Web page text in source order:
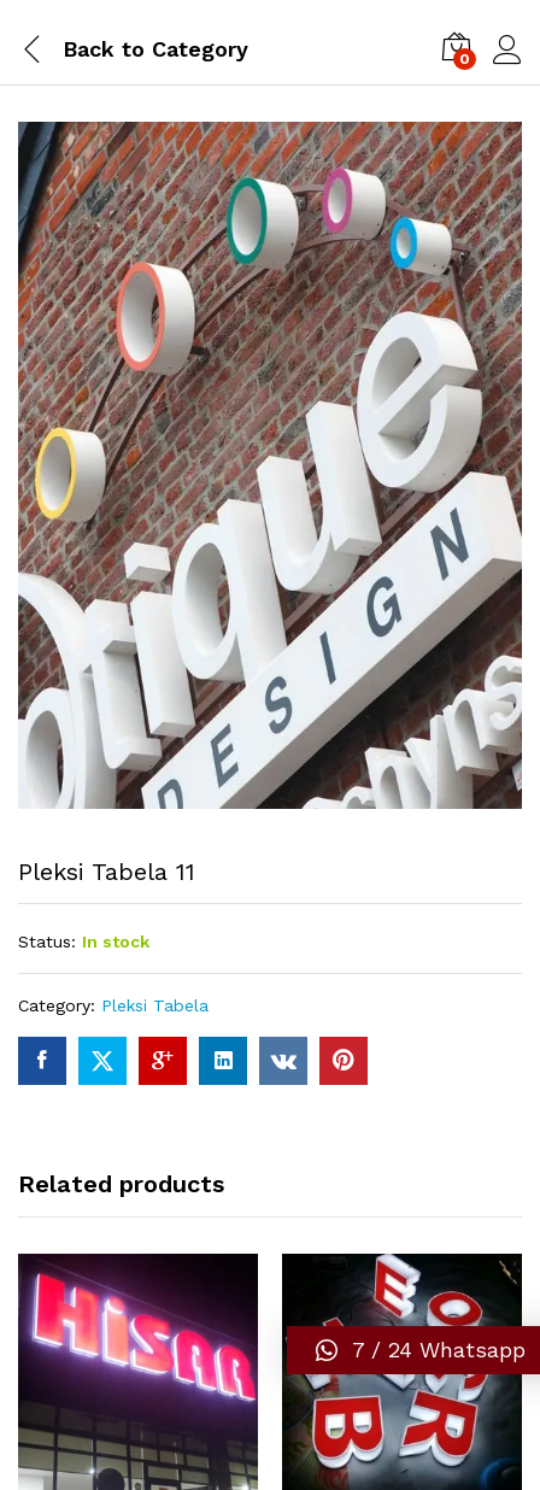
Back to Category 0
Pleksi Tabela 11
Status: In stock
Category: Pleksi Tabela
Related products
7 / 24 Whatsapp